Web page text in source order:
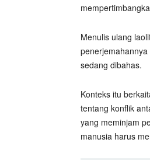
Menulis ulang
sedang dibahas.
Konteks itu
tentang konflik
yang meminjam
manusia harus